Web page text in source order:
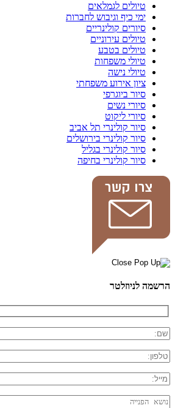
טיולים לגמלאים
ימי כיף וגיבוש לחברות
סיורים קולינריים
טיולים עירוניים
טיולים בטבע
טיולי משפחות
טיולי נישה
ציון אירוע משפחתי
סיור ביוגרפי
סיורי נשים
סיורי ליקוט
סיור קולינרי תל אביב
סיור קולינרי בירושלים
סיור קולינרי בגליל
סיור קולינרי בחיפה
הרשמה לניוזלטר